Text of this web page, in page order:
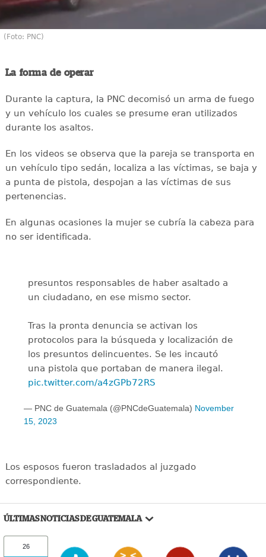
(Foto: PNC)
La forma de operar
Durante la captura, la PNC decomisó un arma de fuego
y un vehículo los cuales se presume eran utilizados
durante los asaltos.
En los videos se observa que la pareja se transporta en
un vehículo tipo sedán, localiza a las víctimas, se baja y
a punta de pistola, despojan a las víctimas de sus
pertenencias.
En algunas ocasiones la mujer se cubría la cabeza para
no ser identificada.
presuntos responsables de haber asaltado a
un ciudadano, en ese mismo sector.
Tras la pronta denuncia se activan los
protocolos para la búsqueda y localización de
los presuntos delincuentes. Se les incautó
una pistola que portaban de manera ilegal.
pic.twitter.com/a4zGPb72RS
— PNC de Guatemala (@PNCdeGuatemala) November
15, 2023
Los esposos fueron trasladados al juzgado
correspondiente.
ÚLTIMAS NOTICIAS DE GUATEMALA
26